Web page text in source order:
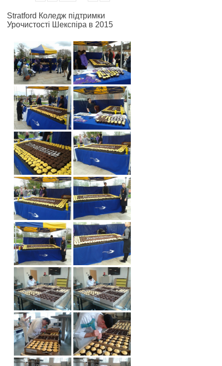
Stratford Коледж підтримки
Урочистості Шекспіра в 2015